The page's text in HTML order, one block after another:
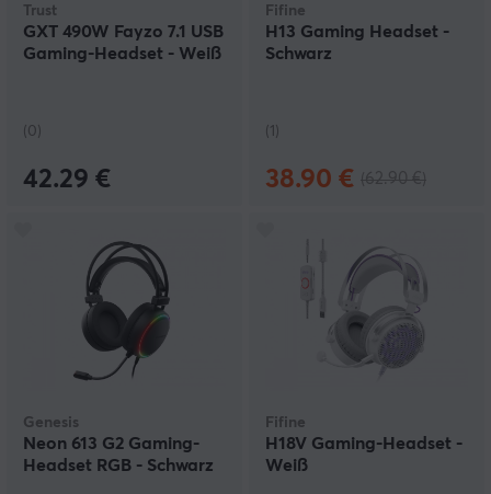
Trust
GXT 490W Fayzo 7.1 USB
Gaming-Headset - Weiß
(0)
42.29 €
Fifine
H13 Gaming Headset -
Schwarz
(1)
38.90 €
Genesis
Neon 613 G2 Gaming-
Headset RGB - Schwarz
Fifine
H18V Gaming-Headset -
Weiß